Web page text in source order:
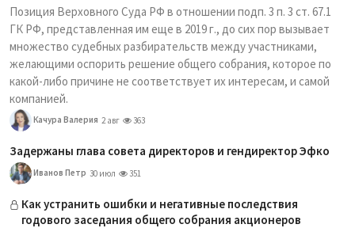
Позиция Верховного Суда РФ в отношении подп. 3 п. 3 ст. 67.1
ГК РФ, представленная им еще в 2019 г., до сих пор вызывает
множество судебных разбирательств между участниками,
желающими оспорить решение общего собрания, которое по
какой-либо причине не соответствует их интересам, и самой
компанией.
Качура Валерия 2 авг 363
Задержаны глава совета директоров и гендиректор Эфко
Иванов Петр 30 июл 351
Как устранить ошибки и негативные последствия
годового заседания общего собрания акционеров